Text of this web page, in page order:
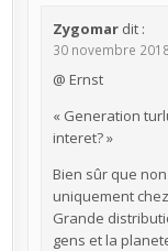
Zygomar dit :
30 novembre
@ Ernst
« Generation
interet? »
Bien sûr que
uniquement
Grande
gens et la